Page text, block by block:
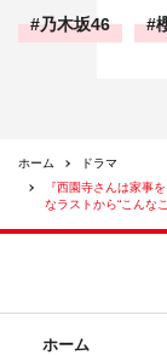
宮島陽毬：野呂
武田英美里：横
水野純太：大朏
楠見ルカ：倉田
小西洋介：塚本
乃木坂46
ホーム
ドラマ
『西園寺さんは家事
なラストから“こんな
ホーム